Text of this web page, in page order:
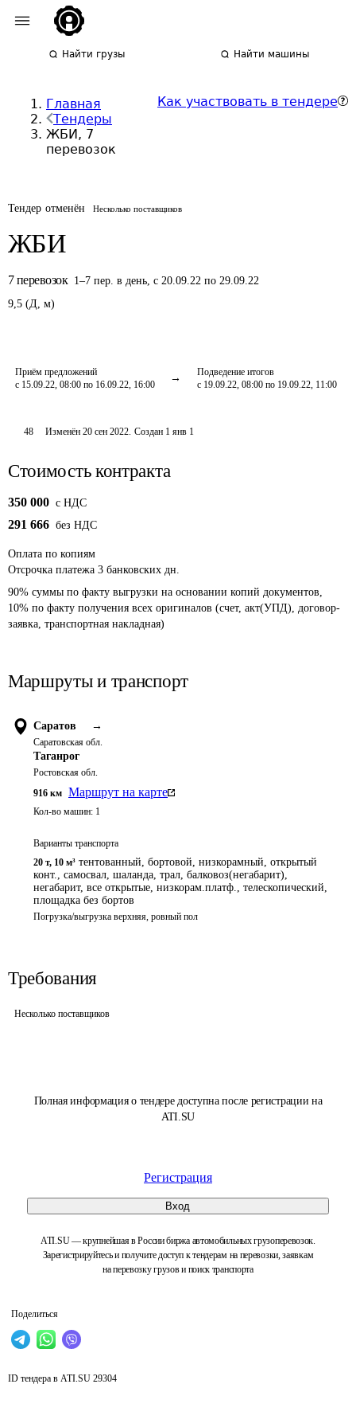
Найти грузы Найти машины
Главная
Тендеры
ЖБИ, 7
перевозок
Как участвовать в тендере
Тендер отменён Несколько поставщиков
ЖБИ
7 перевозок 1–7 пер. в день,с 20.09.22 по 29.09.22
9,5 (Д, м)
Приём предложений
с 15.09.22, 08:00 по 16.09.22, 16:00
Подведение итогов
с 19.09.22, 08:00 по 19.09.22, 11:00
Полная информация о тендере доступна после регистрации на
ATI.SU
Регистрация
Вход
ATI.SU — крупнейшая в России биржа автомобильных грузоперевозок.
Зарегистрируйтесь и получите доступ к тендерам на перевозки, заявкам
на перевозку грузов и поиск транспорта
Поделиться
48 Изменён20 сен 2022. Создан 1 янв 1
Стоимость контракта
350 000 c НДС
291 666 без НДС
Оплата по копиям
Отсрочка платежа 3 банковских дн.
90% суммы по факту выгрузки на основании копий документов,
10% по факту получения всех оригиналов (счет, акт(УПД), договор-
заявка, транспортная накладная)
Маршруты и транспорт
Саратов →
Саратовская обл.
Таганрог
Ростовская обл.
916 км Маршрут на карте
Кол-во машин: 1
Варианты транспорта
20 т, 10 м³ тентованный, бортовой, низкорамный, открытый
конт., самосвал, шаланда, трал, балковоз(негабарит),
негабарит, все открытые, низкорам.платф., телескопический,
площадка без бортов
Погрузка/выгрузка верхняя, ровный пол
Требования
Несколько поставщиков
ID тендера в ATI.SU 29304